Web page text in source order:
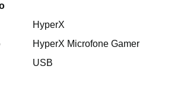
HyperX
HyperX Microfone Gamer
USB